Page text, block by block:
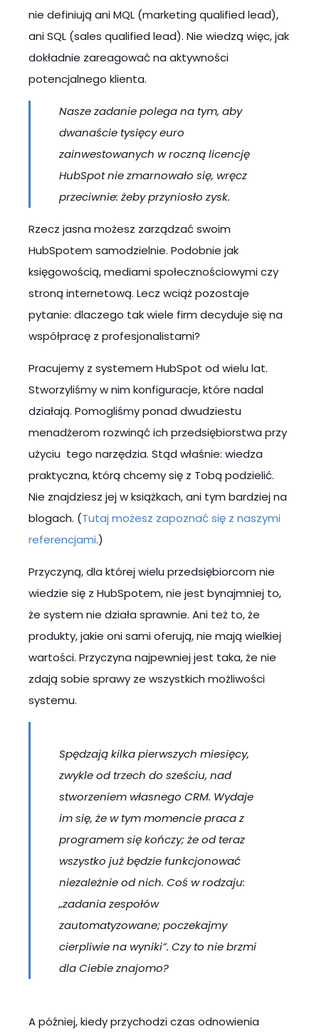
nie definiują ani MQL (marketing qualified lead),
ani SQL (sales qualified lead). Nie wiedzą więc, jak
dokładnie zareagować na aktywności
potencjalnego klienta.
Nasze zadanie polega na tym, aby
dwanaście tysięcy euro
zainwestowanych w roczną licencję
HubSpot nie zmarnowało się, wręcz
przeciwnie: żeby przyniosło zysk.
Rzecz jasna możesz zarządzać swoim
HubSpotem samodzielnie. Podobnie jak
księgowością, mediami społecznościowymi czy
stroną internetową. Lecz wciąż pozostaje
pytanie: dlaczego tak wiele firm decyduje się na
współpracę z profesjonalistami?
Pracujemy z systemem HubSpot od wielu lat.
Stworzyliśmy w nim konfiguracje, które nadal
działają. Pomogliśmy ponad dwudziestu
menadżerom rozwinąć ich przedsiębiorstwa przy
użyciu tego narzędzia. Stąd właśnie: wiedza
praktyczna, którą chcemy się z Tobą podzielić.
Nie znajdziesz jej w książkach, ani tym bardziej na
blogach. (Tutaj możesz zapoznać się z naszymi
referencjami.)
Przyczyną, dla której wielu przedsiębiorcom nie
wiedzie się z HubSpotem, nie jest bynajmniej to,
że system nie działa sprawnie. Ani też to, że
produkty, jakie oni sami oferują, nie mają wielkiej
wartości. Przyczyna najpewniej jest taka, że nie
zdają sobie sprawy ze wszystkich możliwości
systemu.
Spędzają kilka pierwszych miesięcy,
zwykle od trzech do sześciu, nad
stworzeniem własnego CRM. Wydaje
im się, że w tym momencie praca z
programem się kończy; że od teraz
wszystko już będzie funkcjonować
niezależnie od nich. Coś w rodzaju:
„zadania zespołów
zautomatyzowane; poczekajmy
cierpliwie na wyniki”. Czy to nie brzmi
dla Ciebie znajomo?
A później, kiedy przychodzi czas odnowienia